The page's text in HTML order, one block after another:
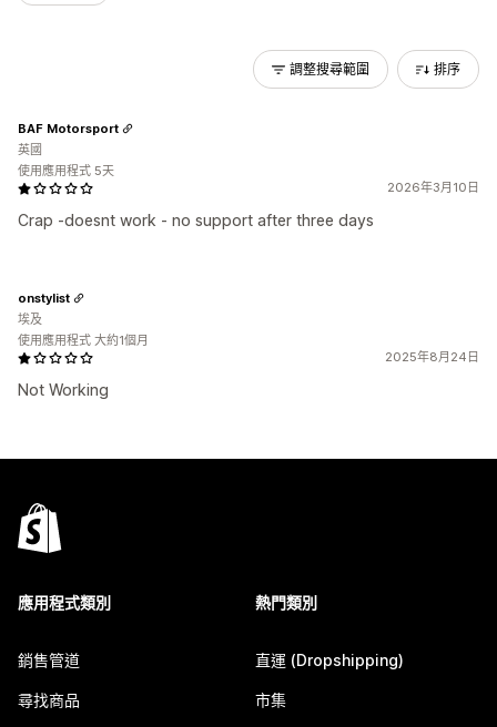
調整搜尋範圍 排序
2026年3月10日
Crap -doesnt work - no support after three days
BAF Motorsport
英國
使用應用程式 5天
2025年8月24日
Not Working
onstylist
埃及
使用應用程式 大約1個月
應用程式類別
銷售管道
尋找商品
熱門類別
直運 (Dropshipping)
市集